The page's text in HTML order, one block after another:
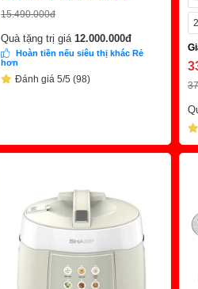
15.490.000đ
Quà tặng trị giá 12.000.000đ
Hoàn tiền nếu siêu thị khác Rẻ
hơn
Đánh giá 5/5 (98)